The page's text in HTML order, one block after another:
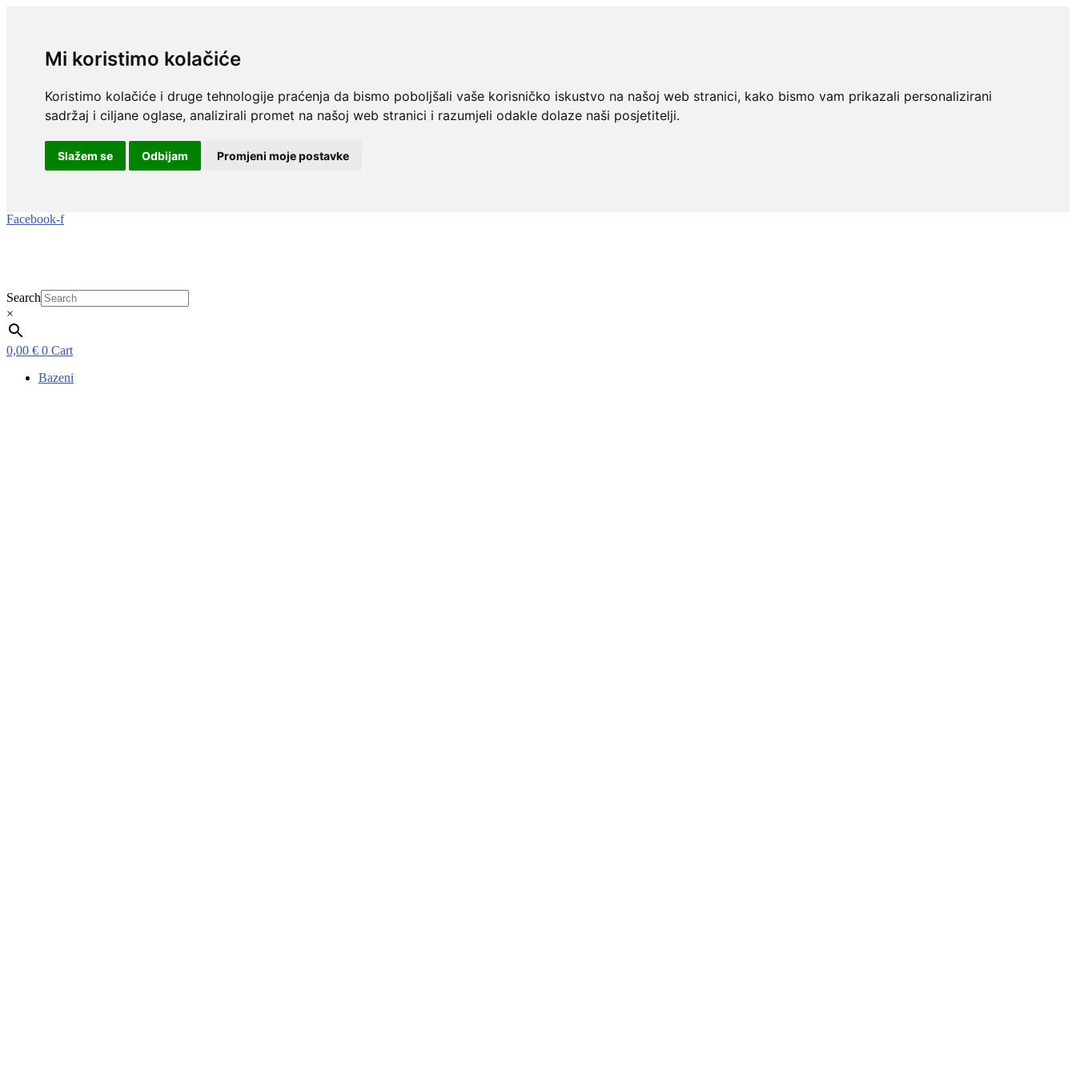
Mi koristimo kolačiće
Koristimo kolačiće i druge tehnologije praćenja da bismo poboljšali vaše korisničko iskustvo na našoj web stranici, kako bismo vam prikazali personalizirani
sadržaj i ciljane oglase, analizirali promet na našoj web stranici i razumjeli odakle dolaze naši posjetitelji.
Slažem se Odbijam Promjeni moje postavke
Idi
Facebook-f
Search
×
0,00 € 0 Cart
Bazeni